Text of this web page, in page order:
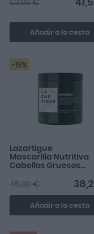
53,95 €
Añadir a la cesta
-15%
Lazartigue
Mascarilla Nutritiva
Cabellos Gruesos
45,00 €
Añadir a la cesta